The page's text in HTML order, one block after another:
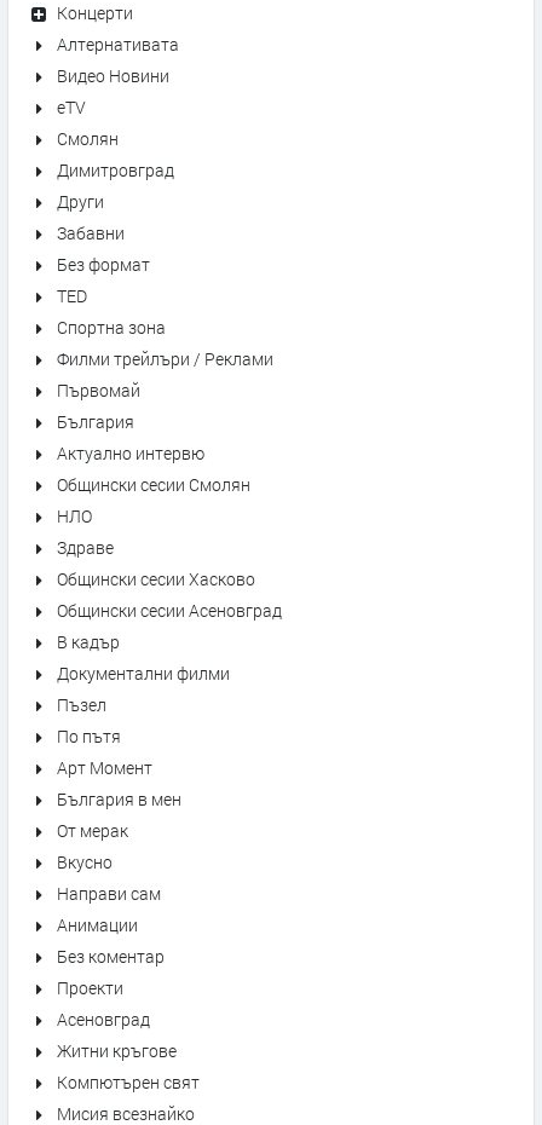
Концерти
Алтернативата
Видео Новини
eTV
Смолян
Димитровград
Други
Забавни
Без формат
TED
Спортна зона
Филми трейлъри / Реклами
Първомай
България
Актуално интервю
Общински сесии Смолян
НЛО
Здраве
Общински сесии Хасково
Общински сесии Асеновград
В кадър
Документални филми
Пъзел
По пътя
Арт Момент
България в мен
От мерак
Вкусно
Направи сам
Анимации
Без коментар
Проекти
Асеновград
Житни кръгове
Компютърен свят
Мисия всезнайко